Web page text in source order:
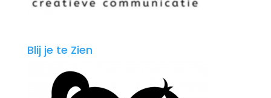
Blij je te Zien